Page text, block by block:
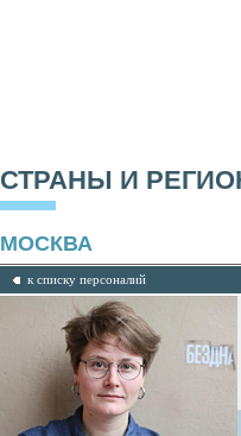
СТРАНЫ И
МОСКВА
к списку персоналий